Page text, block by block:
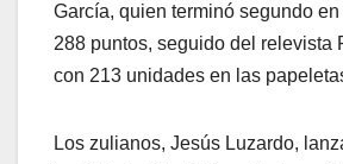
García, quien terminó segundo
288 puntos, seguido del relevista
con 213 unidades en las
Los zulianos, Jesús Luzardo,